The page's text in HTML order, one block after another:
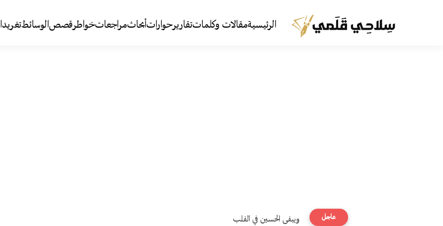
الرئيسيةمقالات وكلماتتقاريرحواراتأبحاثمراجعاتخواطرقصصالوسائط
عاجل ويبقى الحسين في القلب